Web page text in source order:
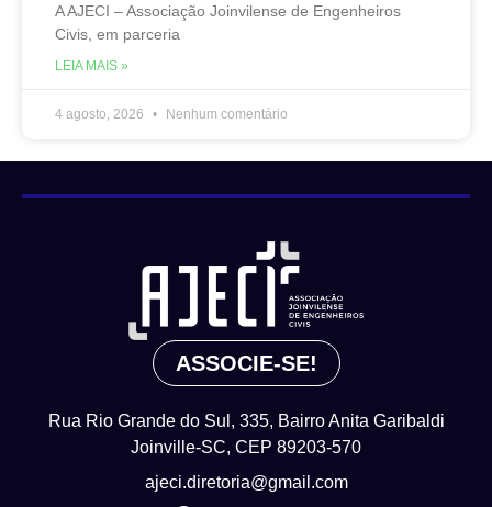
A AJECI – Associação Joinvilense de Engenheiros
Civis, em parceria
LEIA MAIS »
4 agosto, 2026 Nenhum comentário
ASSOCIE-SE!
Rua Rio Grande do Sul, 335, Bairro Anita Garibaldi
Joinville-SC, CEP 89203-570
ajeci.diretoria@gmail.com